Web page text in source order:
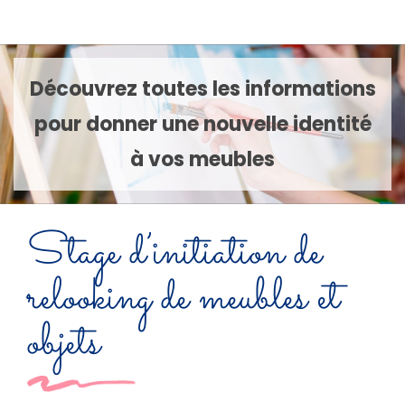
Découvrez toutes les informations
pour donner une nouvelle identité
à vos meubles
Stage d’initiation de
relooking de meubles et
objets